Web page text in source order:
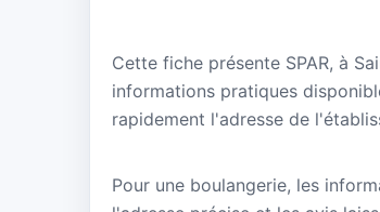
Cette fiche présente SPAR, à
informations pratiques
rapidement l'adresse de
Pour une boulangerie, les